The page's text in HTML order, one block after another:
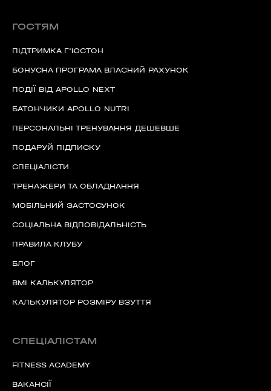
60 секунд пам’яті
00
Наше право на життя, свободу та
віддав.
ГОСТЯМ
ПІДТРИМКА Г'ЮСТОН
БОНУСНА ПРОГРАМА ВЛАСНИЙ РАХУНОК
ПОДІЇ ВІД APOLLO NEXT
БАТОНЧИКИ APOLLO NUTRI
ПЕРСОНАЛЬНІ ТРЕНУВАННЯ ДЕШЕВШЕ
ПОДАРУЙ ПІДПИСКУ
СПЕЦІАЛІСТИ
ТРЕНАЖЕРИ ТА ОБЛАДНАННЯ
МОБІЛЬНИЙ ЗАСТОСУНОК
СОЦІАЛЬНА ВІДПОВІДАЛЬНІСТЬ
ПРАВИЛА КЛУБУ
БЛОГ
BMI КАЛЬКУЛЯТОР
КАЛЬКУЛЯТОР РОЗМІРУ ВЗУТТЯ
СПЕЦІАЛІСТАМ
FITNESS ACADEMY
ВАКАНСІЇ